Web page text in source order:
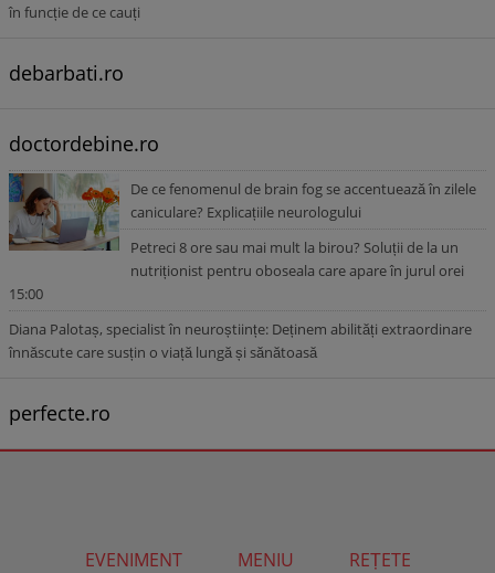
în funcție de ce cauți
debarbati.ro
doctordebine.ro
De ce fenomenul de brain fog se accentuează în zilele
caniculare? Explicațiile neurologului
Petreci 8 ore sau mai mult la birou? Soluții de la un
nutriționist pentru oboseala care apare în jurul orei
15:00
Diana Palotaș, specialist în neuroștiințe: Deținem abilități extraordinare
înnăscute care susțin o viață lungă și sănătoasă
perfecte.ro
EVENIMENT MENIU
REȚETE